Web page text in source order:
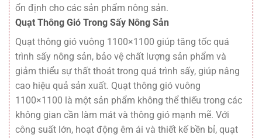
ổn định cho các sản phẩm nông sản.
Quạt Thông Gió Trong Sấy Nông Sản
Quạt thông gió vuông 1100×1100 giúp tăng tốc quá
trình sấy nông sản, bảo vệ chất lượng sản phẩm và
giảm thiểu sự thất thoát trong quá trình sấy, giúp nâng
cao hiệu quả sản xuất. Quạt thông gió vuông
1100×1100 là một sản phẩm không thể thiếu trong các
không gian cần làm mát và thông gió mạnh mẽ. Với
công suất lớn, hoạt động êm ái và thiết kế bền bỉ, quạt